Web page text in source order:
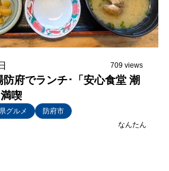
709 views
府でランチ･「安心食堂 潮
喫
グルメ
防府市
なんたん